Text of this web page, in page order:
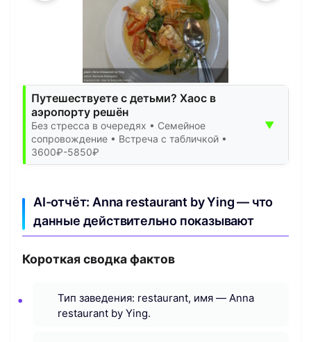
Путешествуете с детьми? Хаос в
аэропорту решён
Без стресса в очередях • Семейное
сопровождение • Встреча с табличкой •
3600₽-5850₽
▼
AI-отчёт: Anna restaurant by Ying — что
данные действительно показывают
Короткая сводка фактов
Тип заведения: restaurant, имя — Anna
restaurant by Ying.